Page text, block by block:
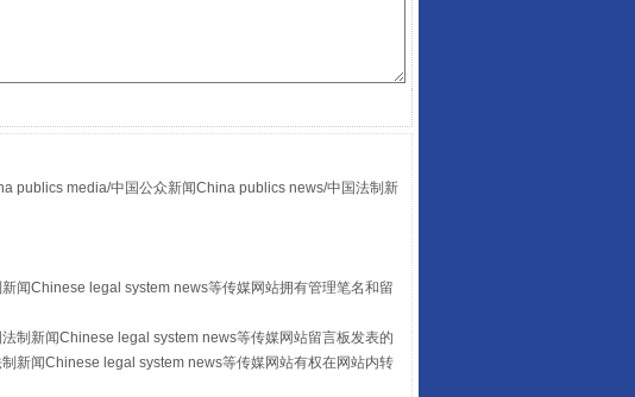
publics media/中国公众新闻China publics news/中国法制新
闻Chinese legal system news等传媒网站拥有管理笔名和留
制新闻Chinese legal system news等传媒网站留言板发表的
新闻Chinese legal system news等传媒网站有权在网站内转